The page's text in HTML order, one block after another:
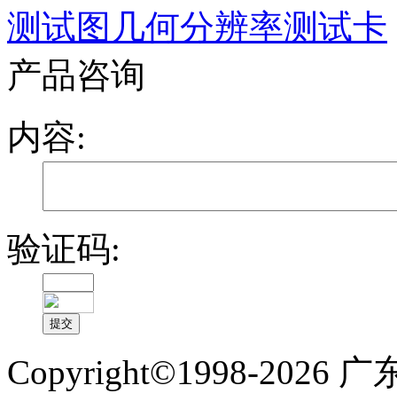
测试图几何分辨率测试卡
产品咨询
内容:
验证码:
Copyright©1998-2026 广